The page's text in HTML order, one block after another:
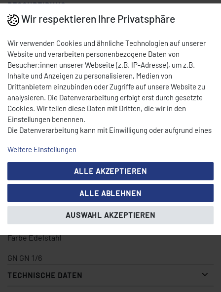
BESCHREIBUNG
GN 1/6 Behälter
Alle Behälter sind aus rostfreiem Chrom-Nickel-Edelstahl
mit elektrolythisch polierter (seiden­matter) Oberfläche und
somit perfekt geeignet für professionellen Einsatz.
Abmessungen 16,2 x 17,6 cm
Material Edelstahl
Farbe Edelstahl
GN GN 1/6
TECHNISCHE DATEN
Wir respektieren Ihre Privatsphäre
Wir verwenden Cookies und ähnliche Technologien auf unserer
Website und verarbeiten personenbezogene Daten von
Besucher:innen unserer Webseite (z.B. IP-Adresse), um z.B.
Inhalte und Anzeigen zu personalisieren, Medien von
Drittanbietern einzubinden oder Zugriffe auf unsere Website zu
analysieren. Die Datenverarbeitung erfolgt erst durch gesetzte
Cookies. Wir teilen diese Daten mit Dritten, die wir in den
Einstellungen benennen.
Die Datenverarbeitung kann mit Einwilligung oder aufgrund eines
oder abgelehnt werden. Es besteht das Recht, nicht einzuwilligen
und die Einwilligung zu einem späteren Zeitpunkt zu ändern oder
zu widerrufen. Beachten Sie unserImpressum
Hinweise zur Verwendung personenbezogener Daten in unserer
Weitere Einstellungen
ALLE AKZEPTIEREN
ALLE ABLEHNEN
AUSWAHL AKZEPTIEREN